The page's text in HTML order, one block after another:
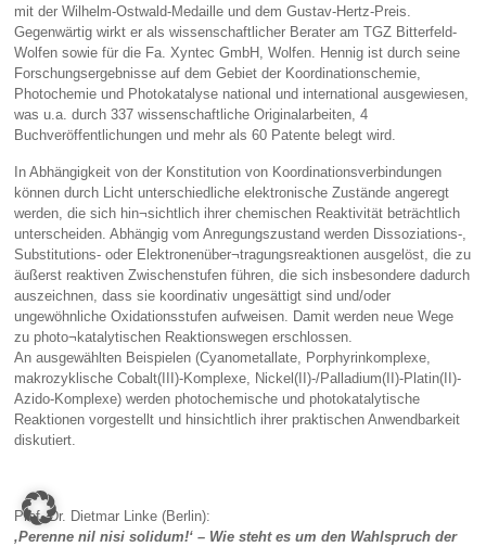
mit der Wilhelm-Ostwald-Medaille und dem Gustav-Hertz-Preis.
Gegenwärtig wirkt er als wissenschaftlicher Berater am TGZ Bitterfeld-
Wolfen sowie für die Fa. Xyntec GmbH, Wolfen. Hennig ist durch seine
Forschungsergebnisse auf dem Gebiet der Koordinationschemie,
Photochemie und Photokatalyse national und international ausgewiesen,
was u.a. durch 337 wissenschaftliche Originalarbeiten, 4
Buchveröffentlichungen und mehr als 60 Patente belegt wird.
In Abhängigkeit von der Konstitution von Koordinationsverbindungen
können durch Licht unterschiedliche elektronische Zustände angeregt
werden, die sich hin¬sichtlich ihrer chemischen Reaktivität beträchtlich
unterscheiden. Abhängig vom Anregungszustand werden Dissoziations-,
Substitutions- oder Elektronenüber¬tragungsreaktionen ausgelöst, die zu
äußerst reaktiven Zwischenstufen führen, die sich insbesondere dadurch
auszeichnen, dass sie koordinativ ungesättigt sind und/oder
ungewöhnliche Oxidationsstufen aufweisen. Damit werden neue Wege
zu photo¬katalytischen Reaktionswegen erschlossen.
An ausgewählten Beispielen (Cyanometallate, Porphyrinkomplexe,
makrozyklische Cobalt(III)-Komplexe, Nickel(II)-/Palladium(II)-Platin(II)-
Azido-Komplexe) werden photochemische und photokatalytische
Reaktionen vorgestellt und hinsichtlich ihrer praktischen Anwendbarkeit
diskutiert.
Prof. Dr. Dietmar Linke (Berlin):
‚Perenne nil nisi solidum!‘ – Wie steht es um den Wahlspruch der